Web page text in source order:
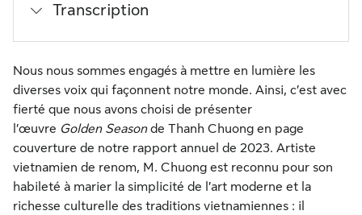
Transcription
Nous nous sommes engagés à mettre en lumière les
diverses voix qui façonnent notre monde. Ainsi, c’est avec
fierté que nous avons choisi de présenter
l’œuvre Golden Seasonde Thanh Chuong en page
couverture de notre rapport annuel de 2023. Artiste
vietnamien de renom, M. Chuong est reconnu pour son
habileté à marier la simplicité de l’art moderne et la
richesse culturelle des traditions vietnamiennes : il